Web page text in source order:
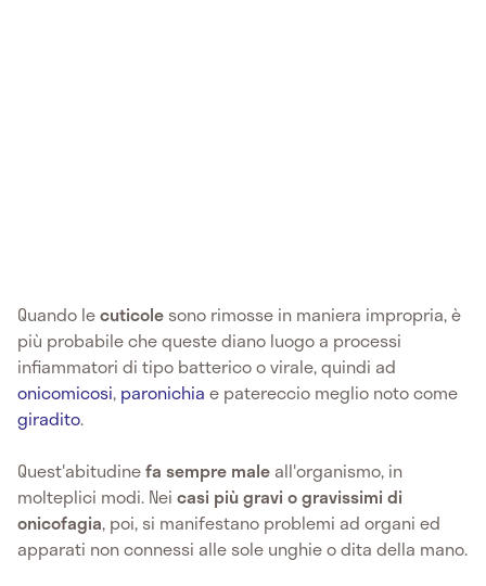
Quando lecuticole sono rimosse in maniera impropria, è
più probabile che queste diano luogo a processi
infiammatori di tipo batterico o virale, quindi ad
onicomicosi, paronichia e patereccio meglio noto come
giradito.
Quest'abitudinefa sempre male all'organismo, in
molteplici modi. Nei casi più gravi o gravissimi di
onicofagia, poi, si manifestano problemi ad organi ed
apparati non connessi alle sole unghie o dita della mano.